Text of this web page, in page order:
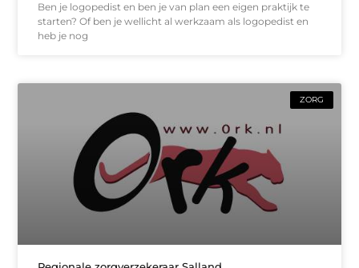
Ben je logopedist en ben je van plan een eigen praktijk te
starten? Of ben je wellicht al werkzaam als logopedist en
heb je nog
ZORG